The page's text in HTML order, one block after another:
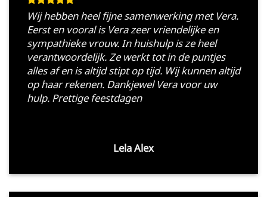
Wij hebben heel fijne samenwerking met Vera.
Eerst en vooral is Vera zeer vriendelijke en
sympathieke vrouw. In huishulp is ze heel
verantwoordelijk. Ze werkt tot in de puntjes
alles af en is altijd stipt op tijd. Wij kunnen altijd
op haar rekenen. Dankjewel Vera voor uw
hulp. Prettige feestdagen
Lela Alex